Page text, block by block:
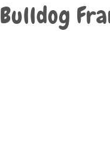
Bulldog